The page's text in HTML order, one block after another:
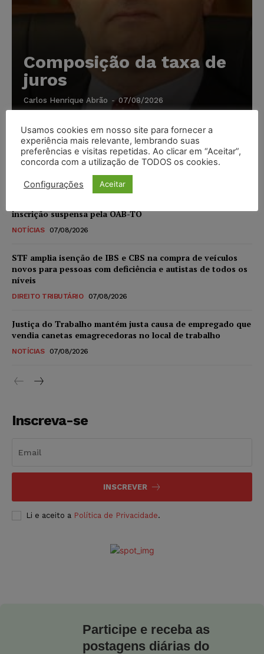
Composição da taxa de
juros
Carlos Henrique Abrão - 07/08/2026
Meta é alvo de denúncia após anúncios com conteúdo
sexual infantil gerado por IA circularem em suas
plataformas
inscrição suspensa pela OAB-TO
NOTÍCIAS 07/08/2026
STF amplia isenção de IBS e CBS na compra de veículos
novos para pessoas com deficiência e autistas de todos os
níveis
DIREITO TRIBUTÁRIO 07/08/2026
Justiça do Trabalho mantém justa causa de empregado que
vendia canetas emagrecedoras no local de trabalho
NOTÍCIAS 07/08/2026
Inscreva-se
INSCREVER
Li e aceito a Política de Privacidade.
Participe e receba as
postagens diárias do
Usamos cookies em nosso site para fornecer a
experiência mais relevante, lembrando suas
preferências e visitas repetidas. Ao clicar em “Aceitar”,
concorda com a utilização de TODOS os cookies.
Configurações Aceitar